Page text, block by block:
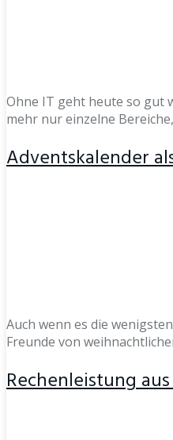
Ohne IT geht heute so gut
mehr nur einzelne
Adventskalender
Auch wenn es die
Freunde von
Rechenleistung